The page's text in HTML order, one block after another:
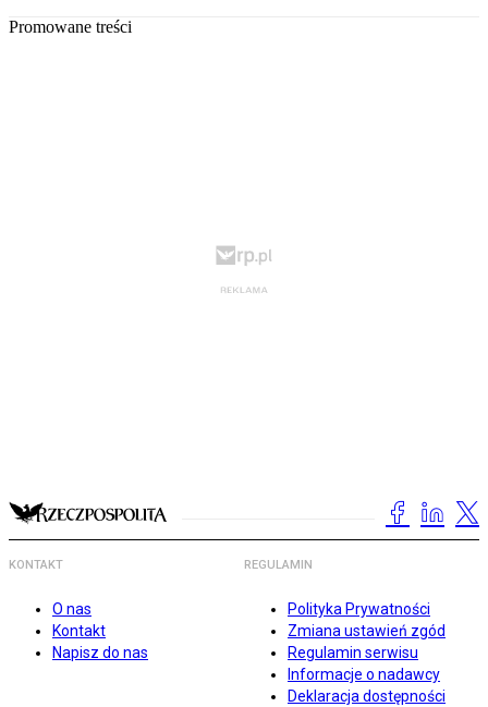
Promowane treści
KONTAKT
O nas
Kontakt
Napisz do nas
REGULAMIN
Polityka Prywatności
Zmiana ustawień zgód
Regulamin serwisu
Informacje o nadawcy
Deklaracja dostępności